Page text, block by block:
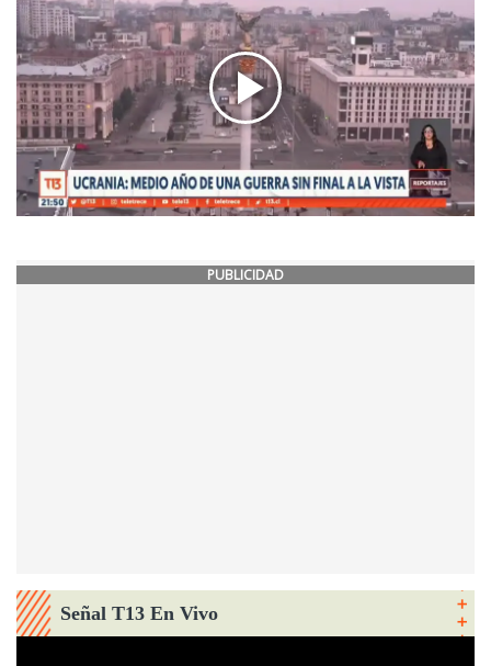
PUBLICIDAD
Señal T13 En Vivo